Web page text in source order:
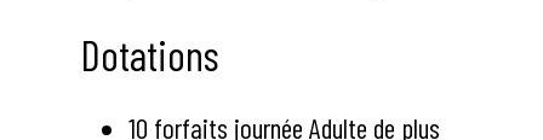
Dotations
10 forfaits journée Adulte de plus